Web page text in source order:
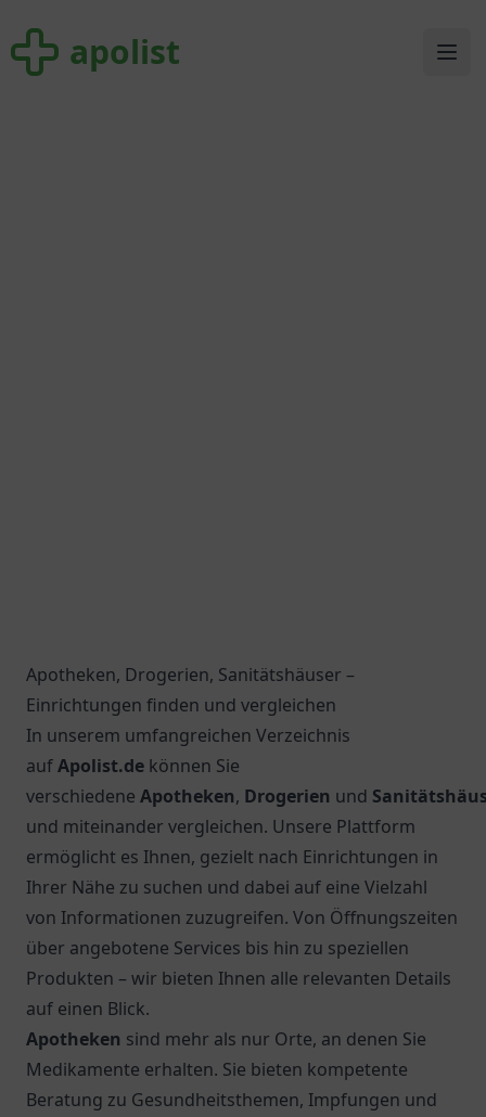
apolist apolist
Apotheken, Drogerien, Sanitätshäuser –
Einrichtungen finden und vergleichen
In unserem umfangreichen Verzeichnis
aufApolist.de können Sie
verschiedene Apotheken, Drogerien und
und miteinander vergleichen. Unsere Plattform
ermöglicht es Ihnen, gezielt nach Einrichtungen in
Ihrer Nähe zu suchen und dabei auf eine Vielzahl
von Informationen zuzugreifen. Von Öffnungszeiten
über angebotene Services bis hin zu speziellen
Produkten – wir bieten Ihnen alle relevanten Details
auf einen Blick.
Apotheken sind mehr als nur Orte, an denen Sie
Medikamente erhalten. Sie bieten kompetente
Beratung zu Gesundheitsthemen, Impfungen und